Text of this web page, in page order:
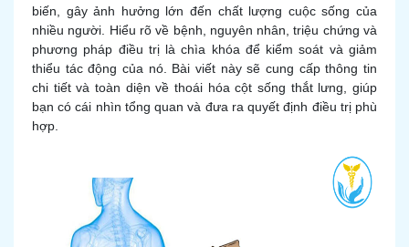
biến, gây ảnh hưởng lớn đến chất lượng cuộc sống của
nhiều người. Hiểu rõ về bệnh, nguyên nhân, triệu chứng và
phương pháp điều trị là chìa khóa để kiểm soát và giảm
thiểu tác động của nó. Bài viết này sẽ cung cấp thông tin
chi tiết và toàn diện về thoái hóa cột sống thắt lưng, giúp
bạn có cái nhìn tổng quan và đưa ra quyết định điều trị phù
hợp.